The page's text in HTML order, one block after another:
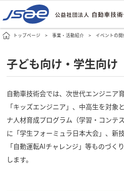
トップページ 事業・活動紹介 イベントの開
子ども向け・学生向け
自動車技術会では、次世代エンジニア
「キッズエンジニア」、中高生を対象
ナ人材育成プログラム（学習・コンテ
に「学生フォーミュラ日本大会」、新
「自動運転AIチャレンジ」等ものづく
します。